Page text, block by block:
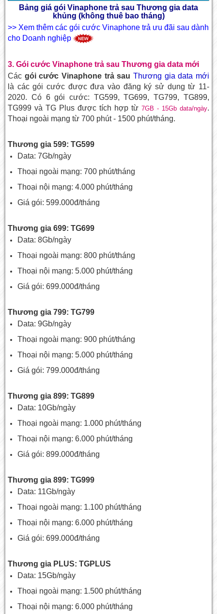
Bảng giá gói Vinaphone trả sau Thương gia data
khủng (không thuê bao tháng)
>> Xem thêm các gói cước Vinaphone trả ưu đãi sau dành
cho Doanh nghiệp
3. Gói cước Vinaphone trả sau Thương gia data mới
Các gói cước Vinaphone trả sau Thương gia data mới
là các gói cước được đưa vào đăng ký sử dụng từ 11-
2020. Có 6 gói cước: TG599, TG699, TG799, TG899,
TG999 và TG Plus được tích hợp từ 7GB - 15Gb data/ngày.
Thoại ngoài mạng từ 700 phút - 1500 phút/tháng.
Thương gia 599: TG599
Data: 7Gb/ngày
Thoại ngoài mạng: 700 phút/tháng
Thoại nội mạng: 4.000 phút/tháng
Giá gói: 599.000đ/tháng
Thương gia 699: TG699
Data: 8Gb/ngày
Thoại ngoài mạng: 800 phút/tháng
Thoại nội mạng: 5.000 phút/tháng
Giá gói: 699.000đ/tháng
Thương gia 799: TG799
Data: 9Gb/ngày
Thoại ngoài mạng: 900 phút/tháng
Thoại nội mạng: 5.000 phút/tháng
Giá gói: 799.000đ/tháng
Thương gia 899: TG899
Data: 10Gb/ngày
Thoại ngoài mạng: 1.000 phút/tháng
Thoại nội mạng: 6.000 phút/tháng
Giá gói: 899.000đ/tháng
Thương gia 899: TG999
Data: 11Gb/ngày
Thoại ngoài mạng: 1.100 phút/tháng
Thoại nội mạng: 6.000 phút/tháng
Giá gói: 699.000đ/tháng
Thương gia PLUS: TGPLUS
Data: 15Gb/ngày
Thoại ngoài mạng: 1.500 phút/tháng
Thoại nội mạng: 6.000 phút/tháng